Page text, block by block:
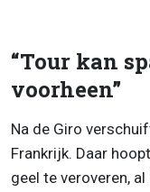
“Tour kan
voorheen”
Na de Giro
Frankrijk. Daar
geel te veroveren,